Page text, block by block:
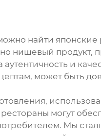
найти японские
нишевый продукт,
и
может быть
могут
Мы